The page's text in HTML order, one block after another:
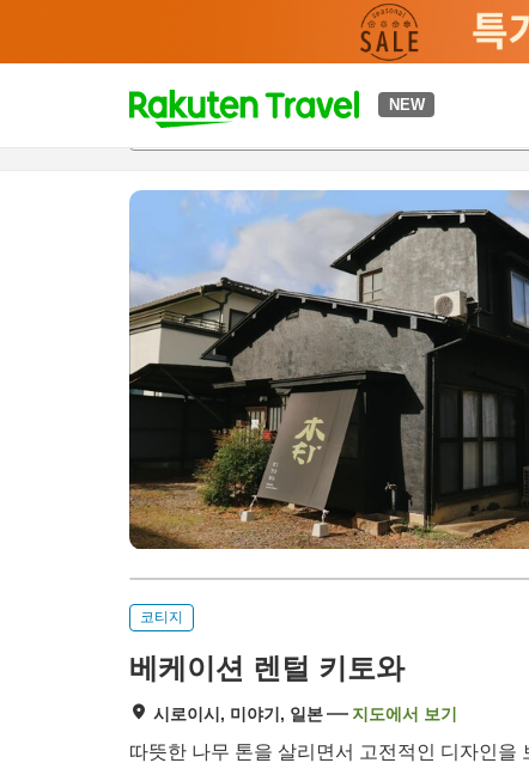
NEW
t
p
a
_
s
e
a
c
개요객실 & 숙박 상품이용 후기 편의 시설/서비스
코티지
베케이션 렌털 키토와
시로이시, 미야기, 일본 지도에서 보기
따뜻한 나무 톤을 살리면서 고전적인 디자인을